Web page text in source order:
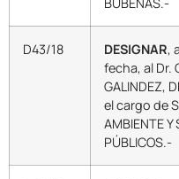
D43/18 DESIGNAR,
fecha, al Dr.
GALINDEZ,
el cargo de
AMBIENTE Y
PÚBLICOS.-